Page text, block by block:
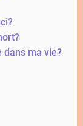
dans ma vie?